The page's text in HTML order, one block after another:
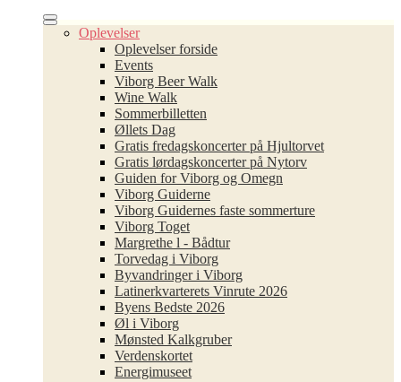
Oplevelser
Oplevelser forside
Events
Viborg Beer Walk
Wine Walk
Sommerbilletten
Øllets Dag
Gratis fredagskoncerter på Hjultorvet
Gratis lørdagskoncerter på Nytorv
Guiden for Viborg og Omegn
Viborg Guiderne
Viborg Guidernes faste sommerture
Viborg Toget
Margrethe l - Bådtur
Torvedag i Viborg
Byvandringer i Viborg
Latinerkvarterets Vinrute 2026
Byens Bedste 2026
Øl i Viborg
Mønsted Kalkgruber
Verdenskortet
Energimuseet